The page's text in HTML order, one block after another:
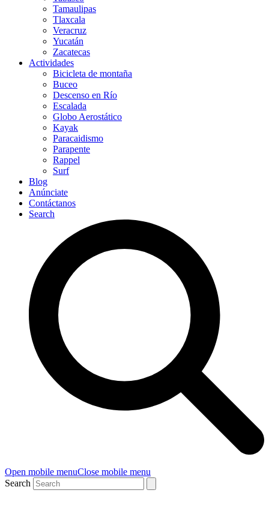
Tamaulipas
Tlaxcala
Veracruz
Yucatán
Zacatecas
Actividades
Bicicleta de montaña
Buceo
Descenso en Río
Escalada
Globo Aerostático
Kayak
Paracaidismo
Parapente
Rappel
Surf
Blog
Anúnciate
Contáctanos
Search
Open mobile menuClose mobile menu
Search